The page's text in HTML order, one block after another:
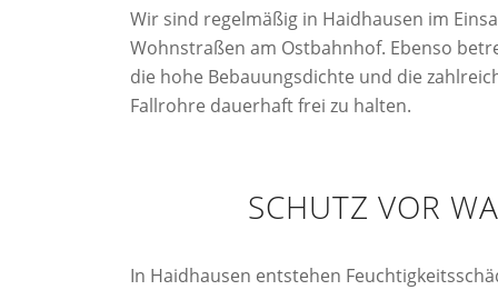
Wir sind regelmäßig in Haidhausen im
Wohnstraßen am Ostbahnhof. Ebenso
die hohe Bebauungsdichte und die
Fallrohre dauerhaft frei zu halten.
SCHUTZ VOR
In Haidhausen entstehen